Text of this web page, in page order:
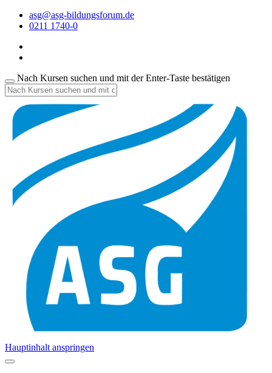
asg@asg-bildungsforum.de
0211 1740-0
Nach Kursen suchen und mit der Enter-Taste bestätigen
Hauptinhalt anspringen